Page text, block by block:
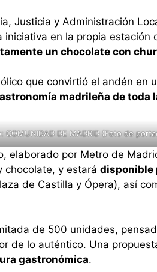
Justicia y Administración
iniciativa en la propia estación
un chocolate con
que convirtió el andén en
madrileña de toda
COMUNIDAD DE MADRID (Foto de
elaborado por Metro de
chocolate, y estará disponible
de Castilla y Ópera), así
de 500 unidades,
de lo auténtico. Una
gastronómica.